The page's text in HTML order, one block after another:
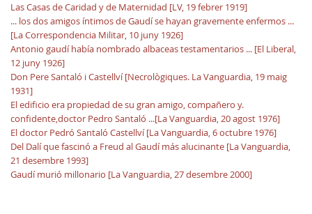
Las Casas de Caridad y de Maternidad [LV, 19 febrer 1919]
... los dos amigos íntimos de Gaudí se hayan gravemente enfermos ...
[La Correspondencia Militar, 10 juny 1926]
Antonio gaudí había nombrado albaceas testamentarios ... [El Liberal,
12 juny 1926]
Don Pere Santaló i Castellví [Necrològiques. La Vanguardia, 19 maig
1931]
El edificio era propiedad de su gran amigo, compañero y.
confidente,doctor Pedro Santaló ...[La Vanguardia, 20 agost 1976]
El doctor Pedró Santaló Castellví [La Vanguardia, 6 octubre 1976]
Del Dalí que fascinó a Freud al Gaudí más alucinante [La Vanguardia,
21 desembre 1993]
Gaudí murió millonario [La Vanguardia, 27 desembre 2000]